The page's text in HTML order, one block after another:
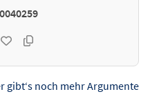
gibt‘s noch mehr Argumente